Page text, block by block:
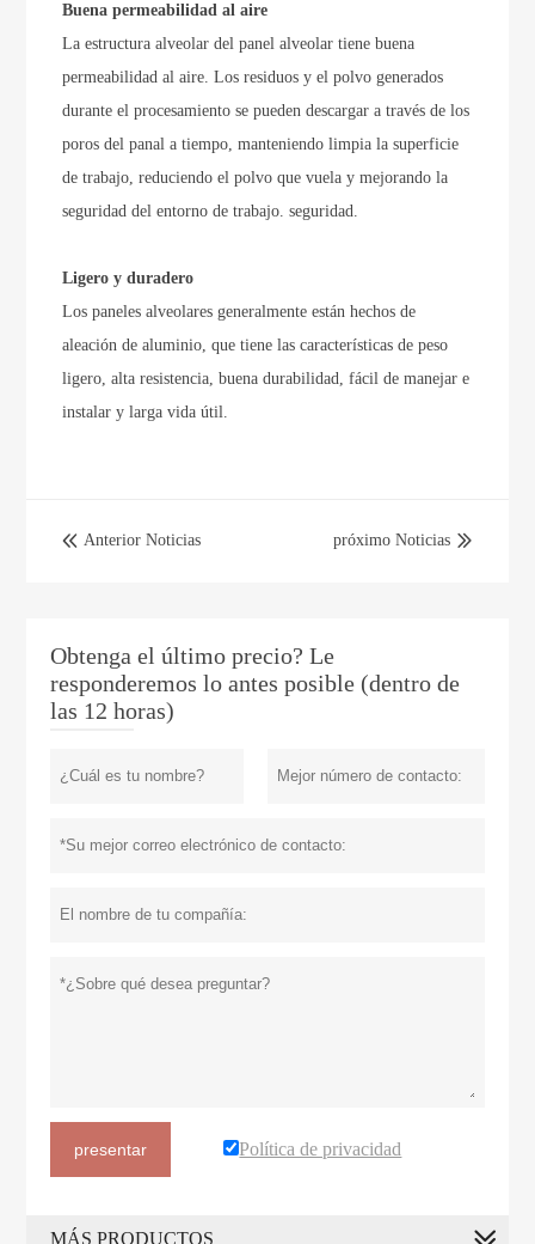
Buena permeabilidad al aire
La estructura alveolar del panel alveolar tiene buena
permeabilidad al aire. Los residuos y el polvo generados
durante el procesamiento se pueden descargar a través de los
poros del panal a tiempo, manteniendo limpia la superficie
de trabajo, reduciendo el polvo que vuela y mejorando la
seguridad del entorno de trabajo. seguridad.
Ligero y duradero
Los paneles alveolares generalmente están hechos de
aleación de aluminio, que tiene las características de peso
ligero, alta resistencia, buena durabilidad, fácil de manejar e
instalar y larga vida útil.
 Anterior Noticias 
próximo Noticias
Obtenga el último precio? Le
responderemos lo antes posible (dentro de
las 12 horas)
presentar Política de privacidad
MÁS PRODUCTOS